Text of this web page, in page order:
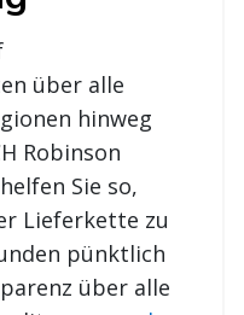
über alle
hinweg
Robinson
Sie so,
Lieferkette zu
pünktlich
über alle
wenden